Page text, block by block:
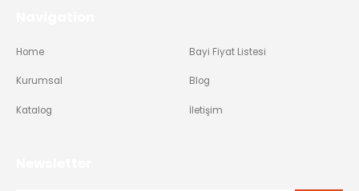
Home
Kurumsal
Katalog
Bayi Fiyat Listesi
Blog
İletişim